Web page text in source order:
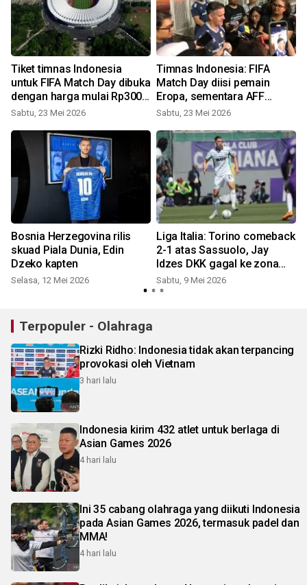
Tiket timnas Indonesia
untuk FIFA Match Day dibuka
dengan harga mulai Rp300
ribu
Sabtu, 23 Mei 2026
Timnas Indonesia: FIFA
Match Day diisi pemain
Eropa, sementara AFF
pemain lokal
Sabtu, 23 Mei 2026
Bosnia Herzegovina rilis
skuad Piala Dunia, Edin
Dzeko kapten
Selasa, 12 Mei 2026
Liga Italia: Torino comeback
2-1 atas Sassuolo, Jay
Idzes DKK gagal ke zona
Eropa
Sabtu, 9 Mei 2026
Terpopuler - Olahraga
Rizki Ridho: Indonesia tidak akan terpancing
provokasi oleh Vietnam
3 hari lalu
Indonesia kirim 432 atlet untuk berlaga di
Asian Games 2026
4 hari lalu
Ini 35 cabang olahraga yang diikuti Indonesia
pada Asian Games 2026, termasuk padel dan
MMA!
4 hari lalu